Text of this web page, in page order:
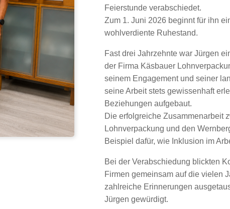
Feierstunde verabschiedet.
Zum 1. Juni 2026 beginnt für ihn
wohlverdiente Ruhestand.
Fast drei Jahrzehnte war Jürgen
der Firma Käsbauer
seinem Engagement und seiner
seine Arbeit stets gewissenhaft
Beziehungen aufgebaut.
Die erfolgreiche Zusammenarbeit
Lohnverpackung und den
Beispiel dafür, wie Inklusion im
Bei der Verabschiedung blickten
Firmen gemeinsam auf die vielen
zahlreiche Erinnerungen
Jürgen gewürdigt.